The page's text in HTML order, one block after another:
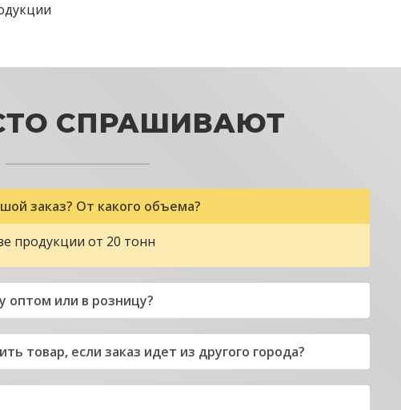
СПРАШИВАЮТ
заказ? От какого объема?
продукции от 20 тонн
оптом или в розницу?
товар, если заказ идет из другого города?